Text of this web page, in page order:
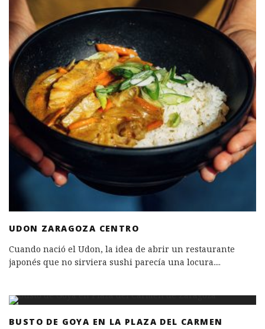
UDON ZARAGOZA CENTRO
Cuando nació el Udon, la idea de abrir un restaurante
japonés que no sirviera sushi parecía una locura....
BUSTO DE GOYA EN LA PLAZA DEL CARMEN